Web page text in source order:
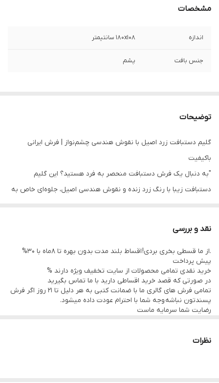
مشخصات
اندازه 180x108 سانتیمتر
جنس بافت پشم
توضیحات
گلیم دستبافت زرد اصیل با نقوش هندسی چشم‌نواز | فرش ایرانی
باکیفیت
"به دنبال یک فرش دستبافت منحصر به فرد هستید؟ این گلیم
دستبافت زیبا با رنگ زرد زنده و نقوش هندسی اصیل، جلوه‌ای خاص به
جذاب و رنگ‌های گرم، این گلیم می‌تواند به نقطه کانونی هر فضایی
تبدیل شود. مناسب برای استفاده در اتاق نشیمن، اتاق خواب و یا حتی به
عنوان تزئین دیوار.
چرا این گلیم را انتخاب کنید؟
شماست، بلکه سرمایه‌گذاری در یک اثر هنری با ارزش است که سال‌ها
نقد و بررسی
.از ما قسطی بخری بردی! اقساط بلند مدت بدون بهره تا 8ماه با 30%
پیش پرداخت
خرید نقدی تمامی محصولات از سایت تخفیف ویژه دارند %
در صورتی که قصد خرید اقساطی دارید با ما تماس بگیرید
تمامی فرش های گالری ما با ضمانت کتبی به هر دلیل تا 21 روز اگر فرش
پسندتون نباشه وجه شما با احترام عودت داده میشود.
رضایت شما سرمایه ماست
از فلسطین اشعالی) پذیرفته میشود
نظرات